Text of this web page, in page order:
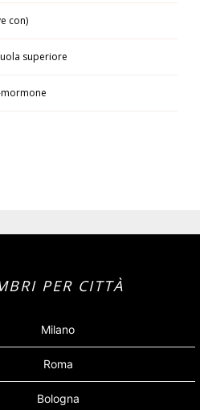
con)
superiore
PER CITTÀ
Milano
Roma
Bologna